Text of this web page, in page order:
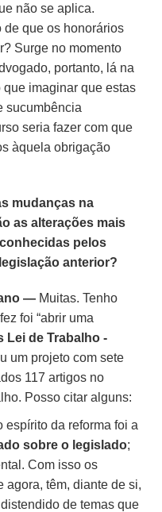
não se aplica.
de que os honorários
Surge no momento
portanto, lá na
imaginar que estas
sucumbência
seria fazer com que
àquela obrigação
mudanças na
as alterações mais
pelos
anterior?
— Muitas. Tenho
foi “abrir uma
Lei de Trabalho -
um projeto com sete
117 artigos no
Posso citar alguns:
espírito da reforma foi a
sobre o legislado;
Com isso os
agora, têm, diante de si,
de temas que